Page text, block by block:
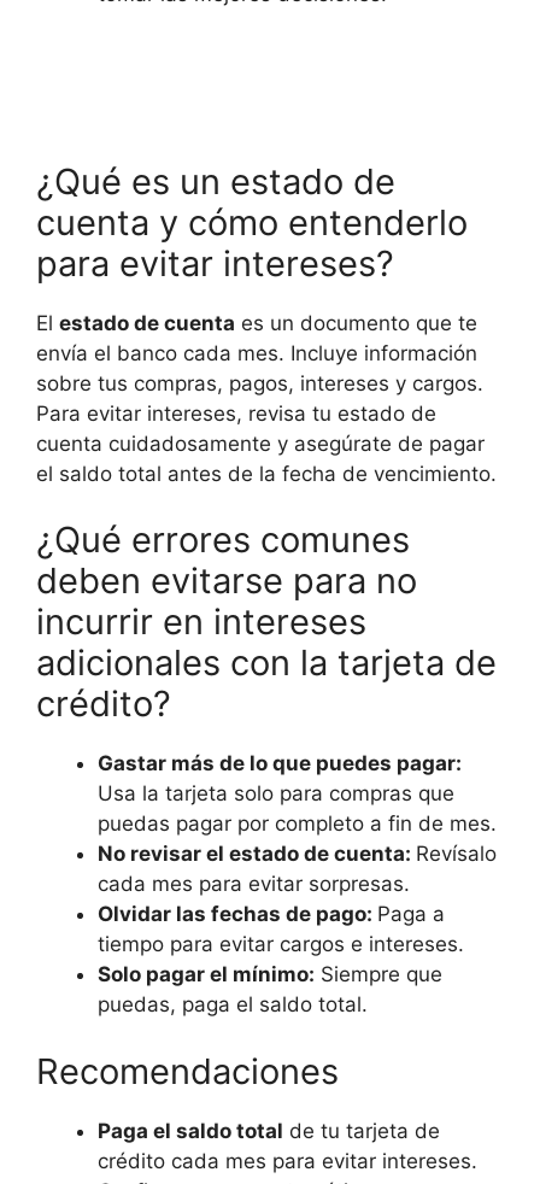
¿Qué es un estado de
cuenta y cómo entenderlo
para evitar intereses?
El estado de cuenta es un documento que te
envía el banco cada mes. Incluye información
sobre tus compras, pagos, intereses y cargos.
Para evitar intereses, revisa tu estado de
cuenta cuidadosamente y asegúrate de pagar
el saldo total antes de la fecha de vencimiento.
¿Qué errores comunes
deben evitarse para no
incurrir en intereses
adicionales con la tarjeta de
crédito?
Gastar más de lo que puedes pagar:
Usa la tarjeta solo para compras que
puedas pagar por completo a fin de mes.
No revisar el estado de cuenta: Revísalo
cada mes para evitar sorpresas.
Olvidar las fechas de pago: Paga a
tiempo para evitar cargos e intereses.
Solo pagar el mínimo: Siempre que
puedas, paga el saldo total.
Recomendaciones
Paga el saldo total de tu tarjeta de
crédito cada mes para evitar intereses.